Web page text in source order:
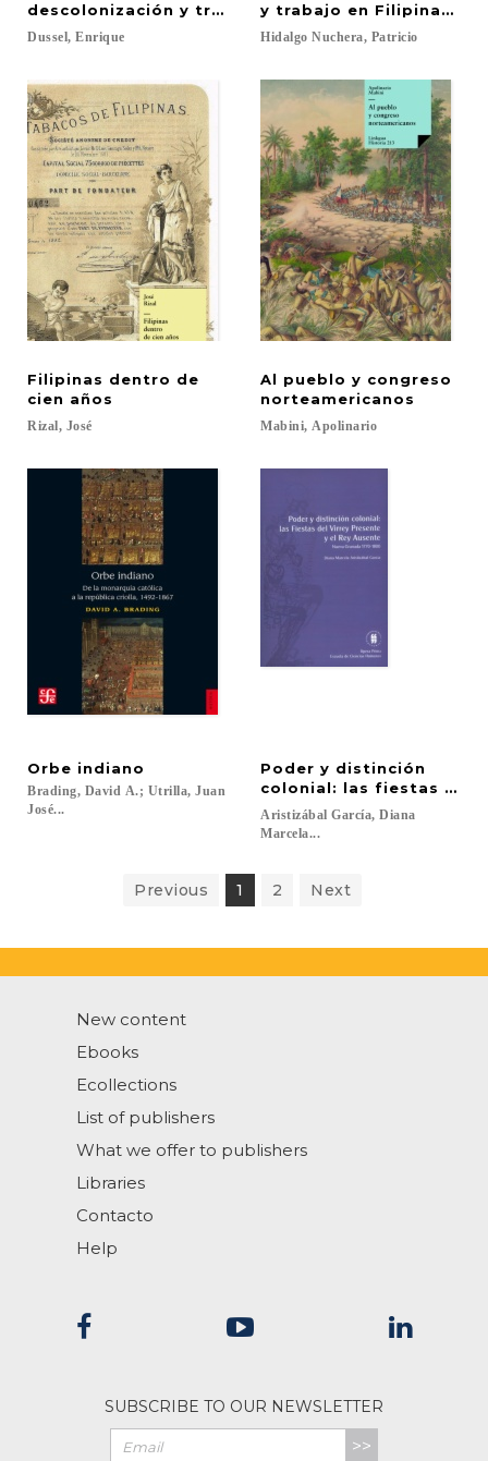
descolonización y transmodernidad
Dussel, Enrique
y trabajo en Filipinas
Hidalgo Nuchera, Patricio
Filipinas dentro de
cien años
Rizal, José
Al pueblo y congreso
norteamericanos
Mabini, Apolinario
Orbe indiano
Brading, David A.; Utrilla, Juan
José...
Poder y distinción
colonial: las fiestas del
Aristizábal García, Diana
Marcela...
Previous 1 2 Next
New content
Ebooks
Ecollections
List of publishers
What we offer to publishers
Libraries
Contacto
Help
SUBSCRIBE TO OUR NEWSLETTER
>>